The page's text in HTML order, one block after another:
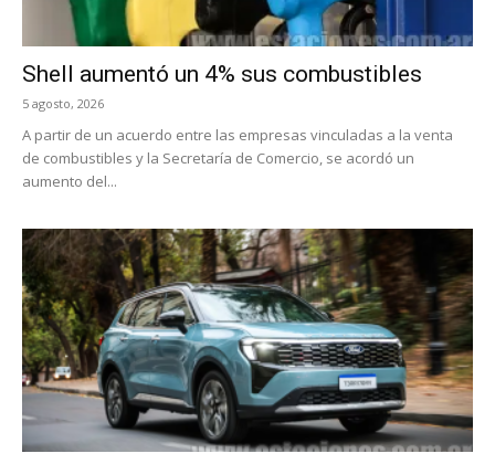
Shell aumentó un 4% sus combustibles
5 agosto, 2026
A partir de un acuerdo entre las empresas vinculadas a la venta
de combustibles y la Secretaría de Comercio, se acordó un
aumento del...